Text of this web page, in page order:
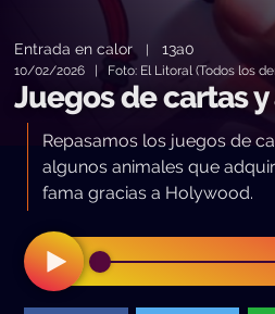
Entrada en calor|13a0
10/02/2026 | Foto: El Litoral (Todos los
Juegos de cartas
Repasamos los juegos de
algunos animales que
fama gracias a Holywood.